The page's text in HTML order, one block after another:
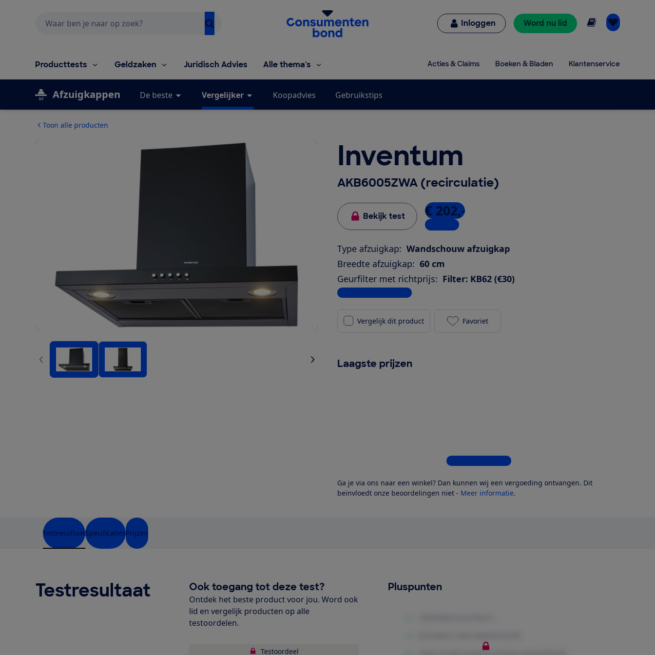
Homepage van de Consumentenbond
Inloggen Word nu lid Online lezen
Producttests Geldzaken Juridisch Advies Alle thema's Acties & Claims Boeken & Bladen Klantenservice
Afzuigkappen De beste Vergelijker Koopadvies Gebruikstips
Toon alle producten
Inventum
AKB6005ZWA (recirculatie)
Bekijk test € 202,-
5 winkels
Type afzuigkap: Wandschouw afzuigkap
Breedte afzuigkap: 60 cm
Geurfilter met richtprijs: Filter: KB62 (€30)
Bekijk alle specificaties
Vergelijk dit product Inventum AKB6005ZWA (recirculatie) toevoegen
Favoriet
Laagste prijzen
Bekijk alle 5 winkels
Ga je via ons naar een winkel? Dan kunnen wij een vergoeding ontvangen. Dit
beïnvloedt onze beoordelingen niet - Meer informatie.
TestresultaatSpecificatiesPrijzen
Testresultaat Ook toegang tot deze test?
Ontdek het beste product voor jou. Word ook
lid en vergelijk producten op alle
testoordelen.
Testoordeel
Pluspunten